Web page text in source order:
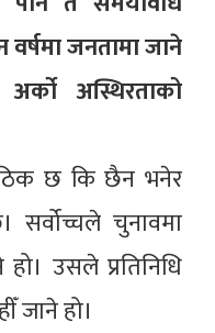
वर्षमा जनतामा जाने
अस्थिरताको
छ कि छैन भनेर
सर्वोच्चले चुनावमा
उसले प्रतिनिधि
जाने हो।